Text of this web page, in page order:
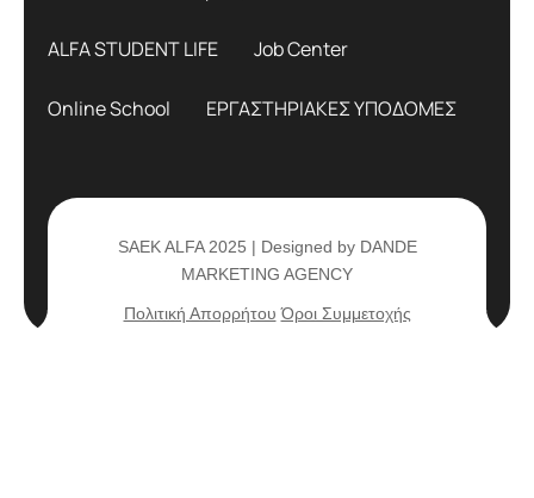
ALFA STUDENT LIFE Job Center
Online School ΕΡΓΑΣΤΗΡΙΑΚΕΣ ΥΠΟΔΟΜΕΣ
SAEK ALFA 2025 | Designed by DANDE
MARKETING AGENCY
Πολιτική Απορρήτου Όροι Συμμετοχής